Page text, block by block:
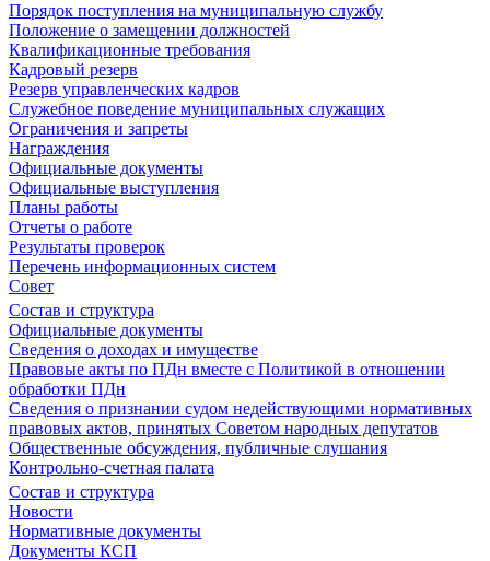
Порядок поступления на муниципальную службу
Положение о замещении должностей
Квалификационные требования
Кадровый резерв
Резерв управленческих кадров
Служебное поведение муниципальных служащих
Ограничения и запреты
Награждения
Официальные документы
Официальные выступления
Планы работы
Отчеты о работе
Результаты проверок
Перечень информационных систем
Совет
Состав и структура
Официальные документы
Сведения о доходах и имуществе
Правовые акты по ПДн вместе с Политикой в отношении
обработки ПДн
Сведения о признании судом недействующими нормативных
правовых актов, принятых Советом народных депутатов
Общественные обсуждения, публичные слушания
Контрольно-счетная палата
Состав и структура
Новости
Нормативные документы
Документы КСП